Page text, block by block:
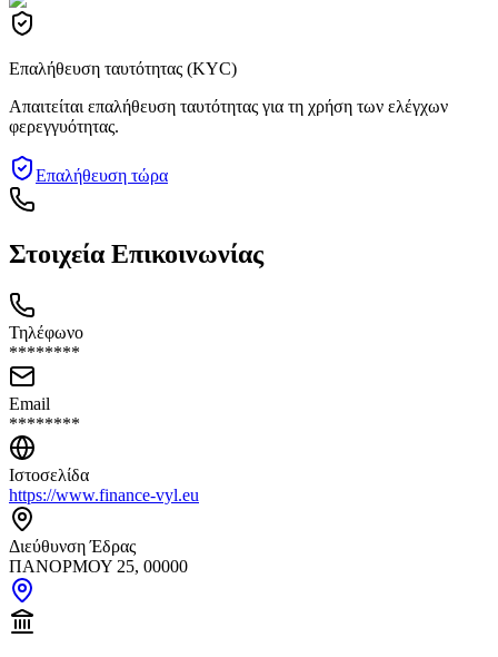
Επαλήθευση ταυτότητας (KYC)
Απαιτείται επαλήθευση ταυτότητας για τη χρήση των ελέγχων
φερεγγυότητας.
Επαλήθευση τώρα
Στοιχεία Επικοινωνίας
Τηλέφωνο
********
Email
********
Ιστοσελίδα
https://www.finance-vyl.eu
Διεύθυνση Έδρας
ΠΑΝΟΡΜΟΥ 25, 00000